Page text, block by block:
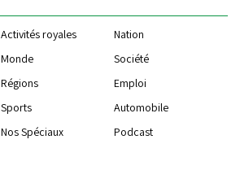
Activités royales
Nation
Monde
Société
Régions
Emploi
Sports
Automobile
Nos Spéciaux Podcast